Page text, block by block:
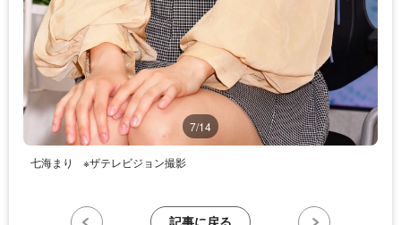
7/14
七海まり ※ザテレビジョン撮影
記事に戻る